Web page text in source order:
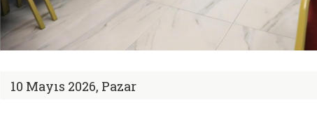
10 Mayıs 2026, Pazar